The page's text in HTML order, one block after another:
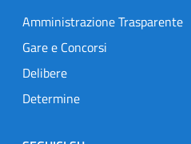
Amministrazione Trasparente
Gare e Concorsi
Delibere
Determine